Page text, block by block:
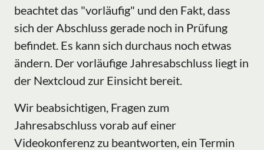
beachtet das "vorläufig" und den Fakt, dass
sich der Abschluss gerade noch in Prüfung
befindet. Es kann sich durchaus noch etwas
ändern. Der vorläufige Jahresabschluss liegt in
der Nextcloud zur Einsicht bereit.
Wir beabsichtigen, Fragen zum
Jahresabschluss vorab auf einer
Videokonferenz zu beantworten, ein Termin